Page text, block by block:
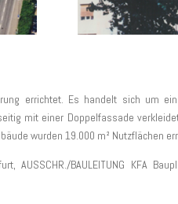
errichtet. Es handelt sich um
mit einer Doppelfassade
wurden 19.000 m² Nutzflächen
AUSSCHR./BAULEITUNG KFA